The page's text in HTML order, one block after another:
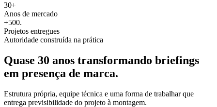
30+
Anos de mercado
+500.
Projetos entregues
Autoridade construída na prática
Quase 30 anos transformando briefings
em presença de marca.
Estrutura própria, equipe técnica e uma forma de trabalhar que
entrega previsibilidade do projeto à montagem.